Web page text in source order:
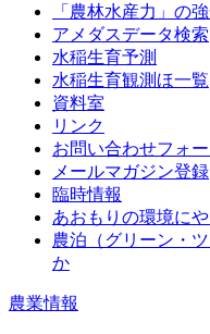
「農林水産力」の
アメダスデータ検索
水稲生育予測
水稲生育観測ほ一覧
資料室
リンク
お問い合わせフォ
メールマガジン登録
臨時情報
あおもりの環境に
農泊（グリーン・
か
農業情報